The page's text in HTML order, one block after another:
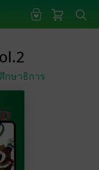
กษาธิการ